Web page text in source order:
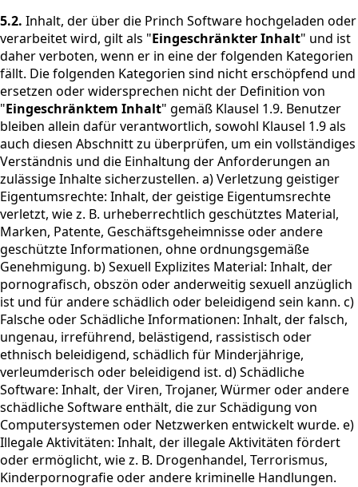
5.2. Inhalt, der über die Princh Software hochgeladen oder
verarbeitet wird, gilt als "Eingeschränkter Inhalt" und ist
daher verboten, wenn er in eine der folgenden Kategorien
fällt. Die folgenden Kategorien sind nicht erschöpfend und
ersetzen oder widersprechen nicht der Definition von
"Eingeschränktem Inhalt" gemäß Klausel 1.9. Benutzer
bleiben allein dafür verantwortlich, sowohl Klausel 1.9 als
auch diesen Abschnitt zu überprüfen, um ein vollständiges
Verständnis und die Einhaltung der Anforderungen an
zulässige Inhalte sicherzustellen. a) Verletzung geistiger
Eigentumsrechte: Inhalt, der geistige Eigentumsrechte
verletzt, wie z. B. urheberrechtlich geschütztes Material,
Marken, Patente, Geschäftsgeheimnisse oder andere
geschützte Informationen, ohne ordnungsgemäße
Genehmigung. b) Sexuell Explizites Material: Inhalt, der
pornografisch, obszön oder anderweitig sexuell anzüglich
ist und für andere schädlich oder beleidigend sein kann. c)
Falsche oder Schädliche Informationen: Inhalt, der falsch,
ungenau, irreführend, belästigend, rassistisch oder
ethnisch beleidigend, schädlich für Minderjährige,
verleumderisch oder beleidigend ist. d) Schädliche
Software: Inhalt, der Viren, Trojaner, Würmer oder andere
schädliche Software enthält, die zur Schädigung von
Computersystemen oder Netzwerken entwickelt wurde. e)
Illegale Aktivitäten: Inhalt, der illegale Aktivitäten fördert
oder ermöglicht, wie z. B. Drogenhandel, Terrorismus,
Kinderpornografie oder andere kriminelle Handlungen.